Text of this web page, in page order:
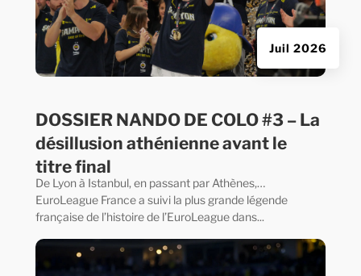
DOSSIER NANDO DE COLO #3 – La
désillusion athénienne avant le
titre final
Juil 2026
De Lyon à Istanbul, en passant par Athènes,…
EuroLeague France a suivi la plus grande légende
française de l’histoire de l’EuroLeague dans...